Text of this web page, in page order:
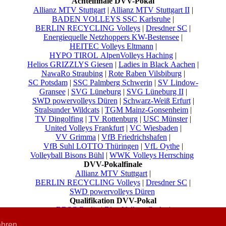
Allianz MTV Stuttgart| Allianz MTV Stuttgart II|
BADEN VOLLEYS SSC Karlsruhe |
BERLIN RECYCLING Volleys | Dresdner SC |
Energiequelle Netzhoppers KW-Bestensee |
HEITEC Volleys Eltmann |
HYPO TIROL AlpenVolleys Haching |
Helios GRIZZLYS Giesen | Ladies in Black Aachen |
NawaRo Straubing| Rote Raben Vilsbiburg|
SC Potsdam| SSC Palmberg Schwerin | SV Lindow-
Gransee| SVG Lüneburg| SVG Lüneburg II|
SWD powervolleys Düren | Schwarz-Weiß Erfurt|
Stralsunder Wildcats | TGM Mainz-Gonsenheim |
TV Dingolfing| TV Rottenburg| USC Münster|
United Volleys Frankfurt| VC Wiesbaden |
VV Grimma | VfB Friedrichshafen |
VfB Suhl LOTTO Thüringen | VfL Oythe|
Volleyball Bisons Bühl | WWK Volleys Herrsching
DVV-Pokalfinale
Allianz MTV Stuttgart |
BERLIN RECYCLING Volleys | Dresdner SC |
SWD powervolleys Düren
Qualifikation DVV-Pokal
BBSC Berlin|Blue Volleys Gotha|